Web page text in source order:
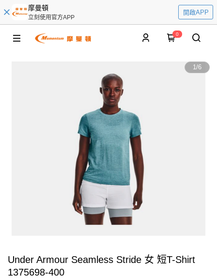
摩曼頓
立刻使用官方APP
開啟APP
0
1/6
Under Armour Seamless Stride 女 短T-Shirt
1375698-400